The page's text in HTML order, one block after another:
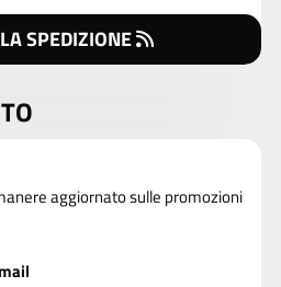
SPEDIZIONE
aggiornato sulle promozioni